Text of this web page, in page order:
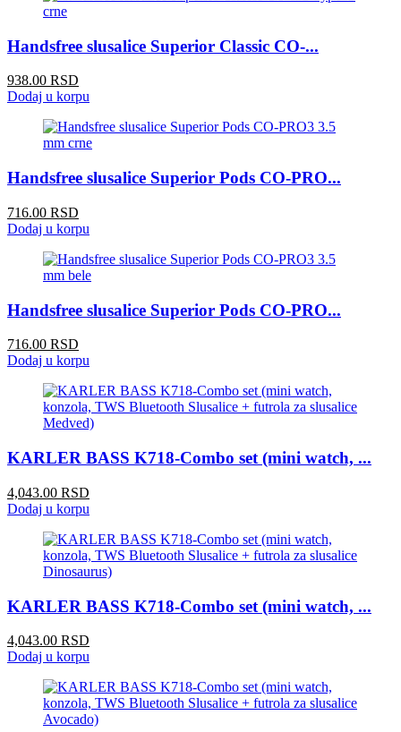
Handsfree slusalice Superior Classic CO-...
938.00 RSD
Dodaj u korpu
Handsfree slusalice Superior Pods CO-PRO...
716.00 RSD
Dodaj u korpu
Handsfree slusalice Superior Pods CO-PRO...
716.00 RSD
Dodaj u korpu
KARLER BASS K718-Combo set (mini watch, ...
4,043.00 RSD
Dodaj u korpu
KARLER BASS K718-Combo set (mini watch, ...
4,043.00 RSD
Dodaj u korpu